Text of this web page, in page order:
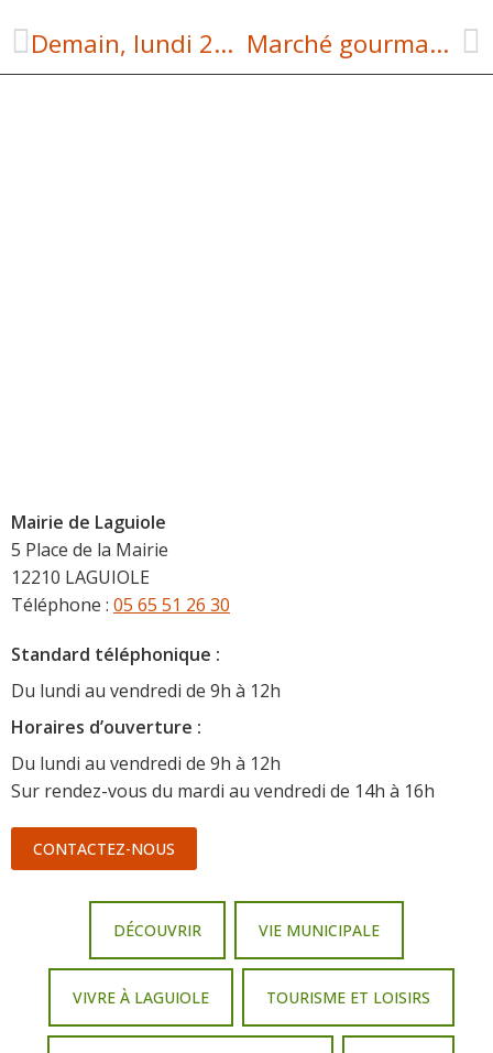
Demain, lundi 21 juillet : marché gourmand du Faubourg Marché gourmand du faubourg: la pluie n’a pas entamé la bonne humeur !
Mairie de Laguiole
5 Place de la Mairie
12210 LAGUIOLE
Téléphone : 05 65 51 26 30
Standard téléphonique :
Du lundi au vendredi de 9h à 12h
Horaires d’ouverture :
Du lundi au vendredi de 9h à 12h
Sur rendez-vous du mardi au vendredi de 14h à 16h
CONTACTEZ-NOUS
DÉCOUVRIR VIE MUNICIPALE
VIVRE À LAGUIOLE TOURISME ET LOISIRS